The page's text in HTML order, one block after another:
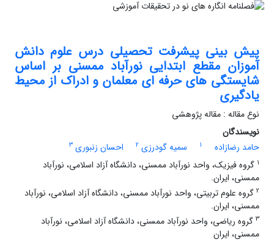
پیش بینی پیشرفت تحصیلی درس علوم دانش
آموزان مقطع ابتدایی نورآباد ممسنی بر اساس
شایستگی های حرفه ای معلمان و ادراک از محیط
یادگیری
نوع مقاله : مقاله پژوهشی
نویسندگان
حامد رضازاده
1 سمیه گودرزی 2 احسان زنبوری 3
1 گروه فیزیک، واحد نورآباد ممسنی، دانشگاه آزاد اسلامی، نورآباد
ممسنی، ایران.
2 گروه علوم تربیتی، واحد نورآباد ممسنی، دانشگاه آزاد اسلامی، نورآباد
ممسنی، ایران.
3 گروه ریاضی، واحد نورآباد ممسنی، دانشگاه آزاد اسلامی، نورآباد
ممسنی، ایران